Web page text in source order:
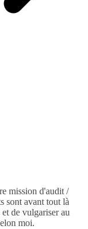
mission d'audit /
sont avant tout là
de vulgariser au
moi.